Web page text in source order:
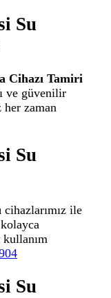
Su
Cihazı Tamiri
ve güvenilir
zaman
Su
cihazlarımız ile
Su